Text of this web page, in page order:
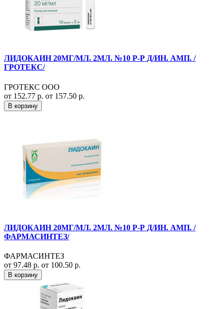
ЛИДОКАИН 20МГ/МЛ. 2МЛ. №10 Р-Р Д/ИН. АМП. /
ГРОТЕКС/
ГРОТЕКС ООО
от 152.77 р. от 157.50 р.
В корзину
ЛИДОКАИН 20МГ/МЛ. 2МЛ. №10 Р-Р Д/ИН. АМП. /
ФАРМАСИНТЕЗ/
ФАРМАСИНТЕЗ
от 97.48 р. от 100.50 р.
В корзину